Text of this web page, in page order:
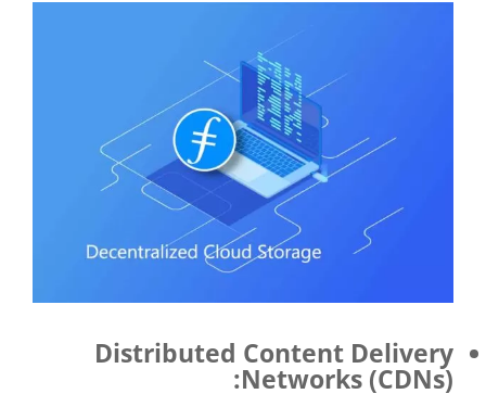
Distributed Content Delivery
Networks (CDNs):